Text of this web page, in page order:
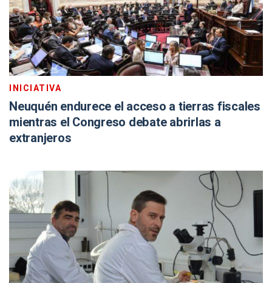
INICIATIVA
Neuquén endurece el acceso a tierras fiscales
mientras el Congreso debate abrirlas a
extranjeros